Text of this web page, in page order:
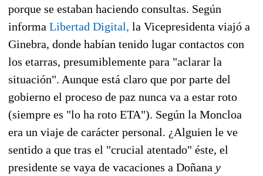
porque se estaban haciendo consultas. Según
informa Libertad Digital, la Vicepresidenta viajó a
Ginebra, donde habían tenido lugar contactos con
los etarras, presumiblemente para "aclarar la
situación". Aunque está claro que por parte del
gobierno el proceso de paz nunca va a estar roto
(siempre es "lo ha roto ETA"). Según la Moncloa
era un viaje de carácter personal. ¿Alguien le ve
sentido a que tras el "crucial atentado" éste, el
presidente se vaya de vacaciones a Doñana y